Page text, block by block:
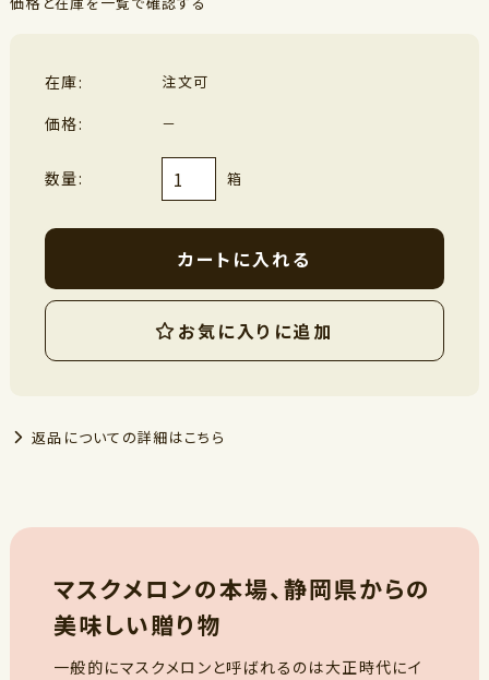
在庫: 注文可
価格: －
数量: 箱
カートに入れる
お気に入りに追加
返品についての詳細はこちら
マスクメロンの本場、静岡県からの
美味しい贈り物
一般的にマスクメロンと呼ばれるのは大正時代にイ